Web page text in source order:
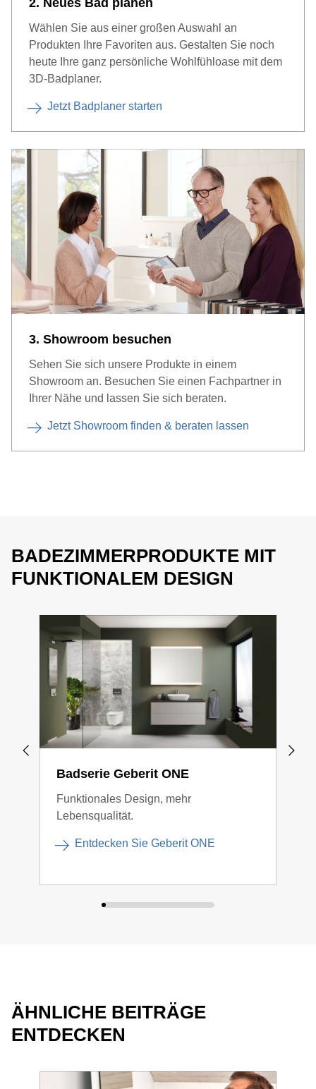
2. Neues Bad planen
Wählen Sie aus einer großen Auswahl an
Produkten Ihre Favoriten aus. Gestalten Sie noch
heute Ihre ganz persönliche Wohlfühloase mit dem
3D-Badplaner.
Jetzt Badplaner starten
3. Showroom besuchen
Sehen Sie sich unsere Produkte in einem
Showroom an. Besuchen Sie einen Fachpartner in
Ihrer Nähe und lassen Sie sich beraten.
Jetzt Showroom finden & beraten lassen
BADEZIMMERPRODUKTE MIT
FUNKTIONALEM DESIGN
Badserie Geberit ONE
Funktionales Design, mehr
Lebensqualität.
Entdecken Sie Geberit ONE
ÄHNLICHE BEITRÄGE
ENTDECKEN